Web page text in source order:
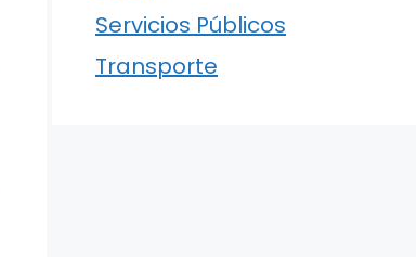
Servicios Públicos
Transporte